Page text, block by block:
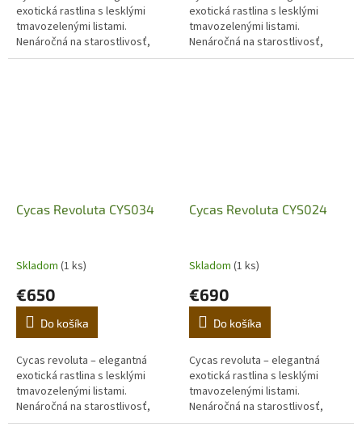
exotická rastlina s lesklými
tmavozelenými listami.
Nenáročná na starostlivosť,
ideálna do interiéru aj na terasu.
exotická rastlina s lesklými
tmavozelenými listami.
Nenáročná na starostlivosť,
ideálna do interiéru aj na terasu.
Cycas Revoluta CYS034
Skladom (1 ks)
€650
Do košíka
Cycas revoluta – elegantná
exotická rastlina s lesklými
tmavozelenými listami.
Nenáročná na starostlivosť,
ideálna do interiéru aj na terasu.
Cycas Revoluta CYS024
Skladom (1 ks)
€690
Do košíka
Cycas revoluta – elegantná
exotická rastlina s lesklými
tmavozelenými listami.
Nenáročná na starostlivosť,
ideálna do interiéru aj na terasu.